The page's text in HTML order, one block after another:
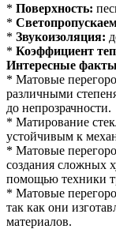
* Поверхность:
*
* Звукоизоляция:
* Коэффициент
Интересные
* Матовые
различными
до непрозрачности.
* Матирование
устойчивым к
* Матовые
создания сложных
помощью техники
* Матовые
так как они
материалов.